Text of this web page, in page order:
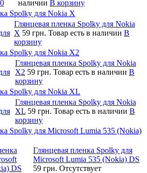
наличии В корзину
Spolky для Nokia X
Глянцевая пленка Spolky для Nokia
X 59 грн. Товар есть в наличии В
корзину
Spolky для Nokia X2
Глянцевая пленка Spolky для Nokia
X2 59 грн. Товар есть в наличии В
корзину
Spolky для Nokia XL
Глянцевая пленка Spolky для Nokia
XL 59 грн. Товар есть в наличии В
корзину
Spolky для Microsoft Lumia 535 (Nokia)
Глянцевая пленка Spolky для
Microsoft Lumia 535 (Nokia) DS
59 грн. Отсутствует